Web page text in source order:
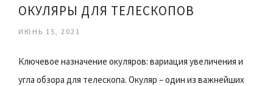
ОКУЛЯРЫ ДЛЯ ТЕЛЕСКОПОВ
ИЮНЬ 15, 2021
Ключевое назначение окуляров: вариация увеличения и
угла обзора для телескопа. Окуляр – один из важнейших